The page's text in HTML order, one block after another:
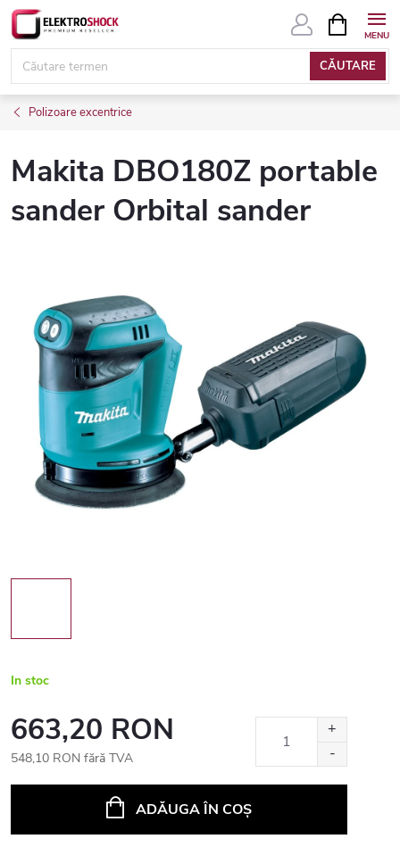
Treci
conținut
CĂUTARE
COŞ
DE
Polizoare excentrice
Makita DBO180Z portable
sander Orbital sander
In stoc
663,20 RON
548,10 RON fără TVA
ADĂUGA ÎN COŞ